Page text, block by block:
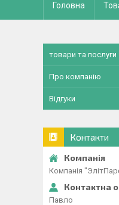
Головна
товари та послуги
Про компанію
Відгуки
Контакти
Компанія
Павло